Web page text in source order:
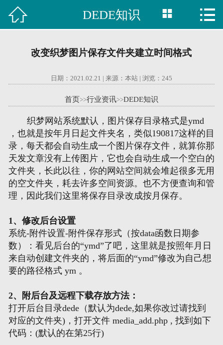
 首页
行业资讯
关于我们
联系我们
51La
网页地图
 DEDE知识  
改变织梦图片保存文件夹建立时间格式
日期：2021.02.21 | 来源：本站 | 浏览： 245
首页>>行业资讯>>DEDE知识
织梦网站系统默认，图片保存目录格式是ymd
，也就是按年月日起文件夹名，类似190817这样的目
录，每天都会自动生成一个图片保存文件，就算你那
天发文章没有上传图片，它也会自动生成一个空白的
文件夹，长此以往，你的网站空间就会堆起很多无用
的空文件夹，耗去许多空间资源。也不方便查询和管
理，因此我们这里将保存目录改成按月保存。
1、修改后台设置
系统-附件设置-附件保存形式（按data函数日期参
数）：看见后台的“ymd”了吧，这里就是按照年月日
来自动创建文件夹的，将后面的“ymd”修改为自己想
要的路径格式 ym 。
2、附后台及远程下载存放方法：
打开后台目录dede（默认为dede,如果你改过请找到
对应的文件夹)，打开文件 media_add.php , 找到如下
代码：(默认的在第25行)